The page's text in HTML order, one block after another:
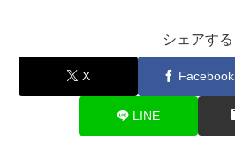
シェアする
X Facebook
LINE